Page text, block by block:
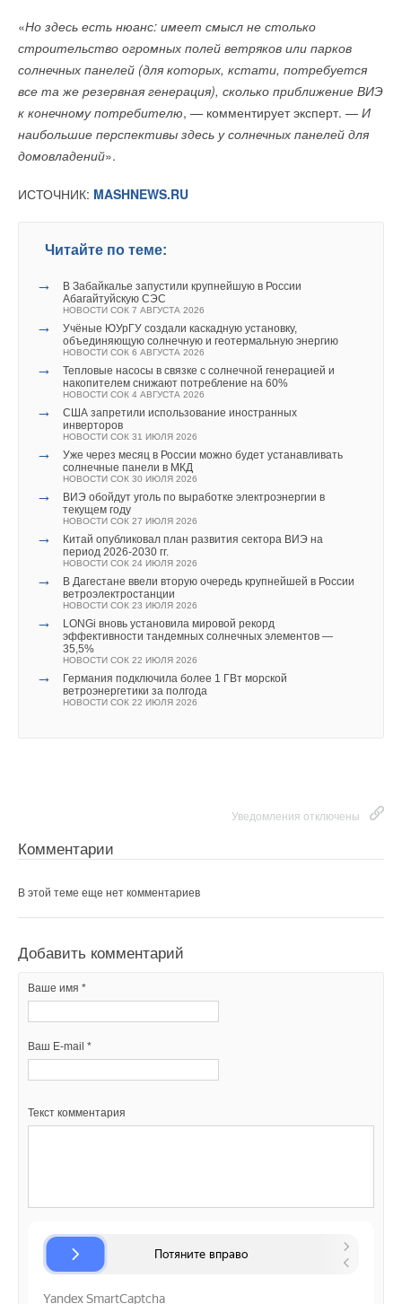
«Но здесь есть нюанс: имеет смысл не столько
строительство огромных полей ветряков или парков
солнечных панелей (для которых, кстати, потребуется
все та же резервная генерация), сколько приближение ВИЭ
к конечному потребителю, — комментирует эксперт. — И
наибольшие перспективы здесь у солнечных панелей для
домовладений».
ИСТОЧНИК: MASHNEWS.RU
Читайте по теме:
→
В Забайкалье запустили крупнейшую в России
Абагайтуйскую СЭС
НОВОСТИ СОК 7 АВГУСТА 2026
→
Учёные ЮУрГУ создали каскадную установку,
объединяющую солнечную и геотермальную энергию
НОВОСТИ СОК 6 АВГУСТА 2026
→
Тепловые насосы в связке с солнечной генерацией и
накопителем снижают потребление на 60%
НОВОСТИ СОК 4 АВГУСТА 2026
→
США запретили использование иностранных
инверторов
НОВОСТИ СОК 31 ИЮЛЯ 2026
→
Уже через месяц в России можно будет устанавливать
солнечные панели в МКД
НОВОСТИ СОК 30 ИЮЛЯ 2026
→
ВИЭ обойдут уголь по выработке электроэнергии в
текущем году
НОВОСТИ СОК 27 ИЮЛЯ 2026
→
Китай опубликовал план развития сектора ВИЭ на
период 2026-2030 гг.
НОВОСТИ СОК 24 ИЮЛЯ 2026
→
В Дагестане ввели вторую очередь крупнейшей в России
ветроэлектростанции
НОВОСТИ СОК 23 ИЮЛЯ 2026
→
LONGi вновь установила мировой рекорд
эффективности тандемных солнечных элементов —
35,5%
НОВОСТИ СОК 22 ИЮЛЯ 2026
→
Германия подключила более 1 ГВт морской
ветроэнергетики за полгода
НОВОСТИ СОК 22 ИЮЛЯ 2026
Уведомления отключены
Комментарии
В этой теме еще нет комментариев
Добавить комментарий
Ваше имя *
Ваш E-mail *
Текст комментария